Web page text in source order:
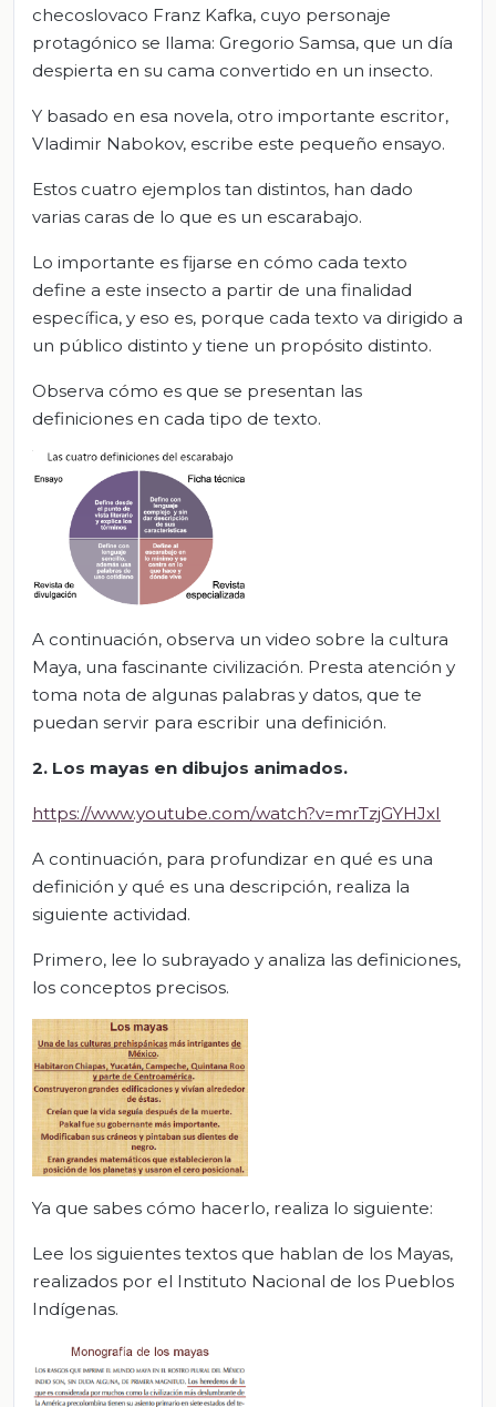
checoslovaco Franz Kafka, cuyo personaje
protagónico se llama: Gregorio Samsa, que un día
despierta en su cama convertido en un insecto.
Y basado en esa novela, otro importante escritor,
Vladimir Nabokov, escribe este pequeño ensayo.
Estos cuatro ejemplos tan distintos, han dado
varias caras de lo que es un escarabajo.
Lo importante es fijarse en cómo cada texto
define a este insecto a partir de una finalidad
específica, y eso es, porque cada texto va dirigido a
un público distinto y tiene un propósito distinto.
Observa cómo es que se presentan las
definiciones en cada tipo de texto.
A continuación, observa un video sobre la cultura
Maya, una fascinante civilización. Presta atención y
toma nota de algunas palabras y datos, que te
puedan servir para escribir una definición.
2. Los mayas en dibujos animados.
https://www.youtube.com/watch?v=mrTzjGYHJxI
A continuación, para profundizar en qué es una
definición y qué es una descripción, realiza la
siguiente actividad.
Primero, lee lo subrayado y analiza las definiciones,
los conceptos precisos.
Ya que sabes cómo hacerlo, realiza lo siguiente:
Lee los siguientes textos que hablan de los Mayas,
realizados por el Instituto Nacional de los Pueblos
Indígenas.